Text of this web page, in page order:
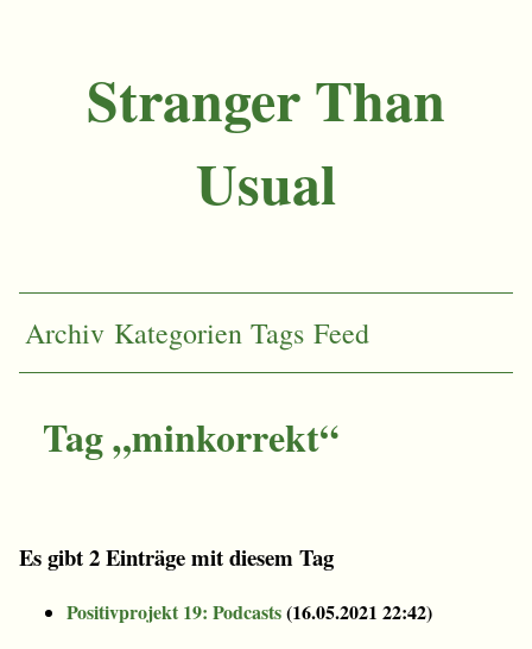
Stranger Than
Usual
Archiv Kategorien Tags Feed
Tag „minkorrekt“
Es gibt 2 Einträge mit diesem Tag
Positivprojekt 19: Podcasts(16.05.2021 22:42)